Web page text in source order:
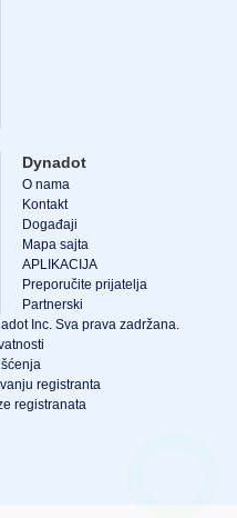
Dynadot
O nama
Kontakt
Događaji
Mapa sajta
APLIKACIJA
Preporučite prijatelja
Partnerski
Inc. Sva prava zadržana.
registranta
registranata